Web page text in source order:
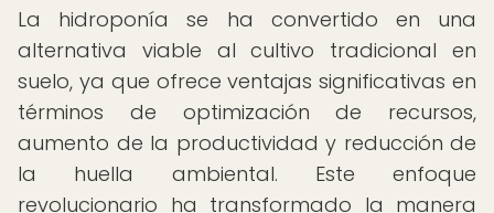
La hidroponía se ha convertido en una
alternativa viable al cultivo tradicional en
suelo, ya que ofrece ventajas significativas en
términos de optimización de recursos,
aumento de la productividad y reducción de
la huella ambiental. Este enfoque
revolucionario ha transformado la manera